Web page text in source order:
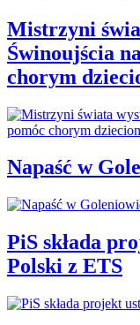
Mistrzyni
Świnoujścia
chorym
Napaść w
PiS składa
Polski z ETS